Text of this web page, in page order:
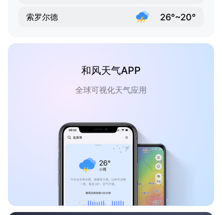
索罗尔德 26°~20°
和风天气APP
全球可视化天气应用